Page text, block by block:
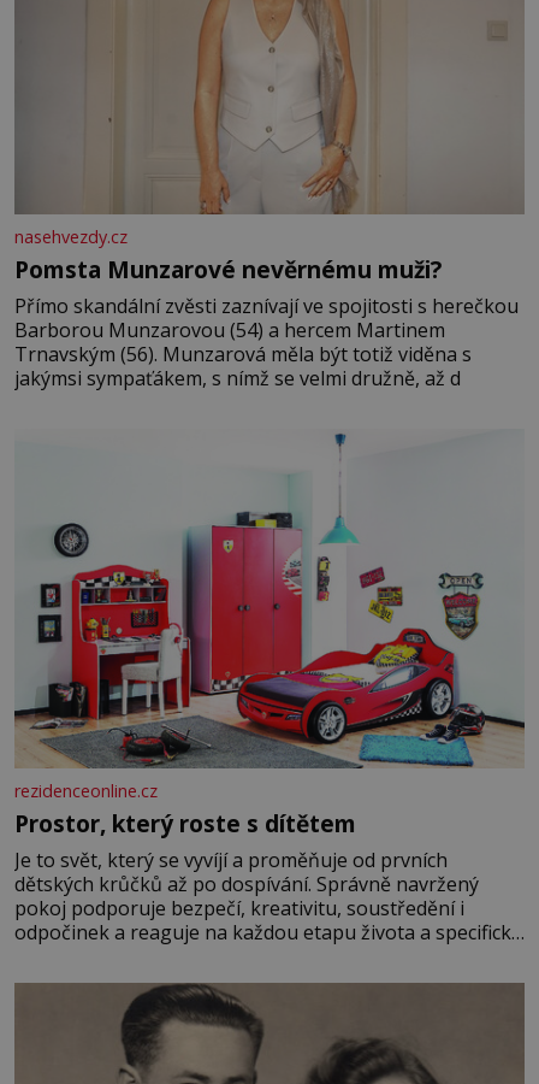
nasehvezdy.cz
Pomsta Munzarové nevěrnému muži?
Přímo skandální zvěsti zaznívají ve spojitosti s herečkou
Barborou Munzarovou (54) a hercem Martinem
Trnavským (56). Munzarová měla být totiž viděna s
jakýmsi sympaťákem, s nímž se velmi družně, až d
rezidenceonline.cz
Prostor, který roste s dítětem
Je to svět, který se vyvíjí a proměňuje od prvních
dětských krůčků až po dospívání. Správně navržený
pokoj podporuje bezpečí, kreativitu, soustředění i
odpočinek a reaguje na každou etapu života a specifické
měkkost a bezpečí, proto by pokoj miminka měl působit
především klidně a útulně. Předškolní věk je